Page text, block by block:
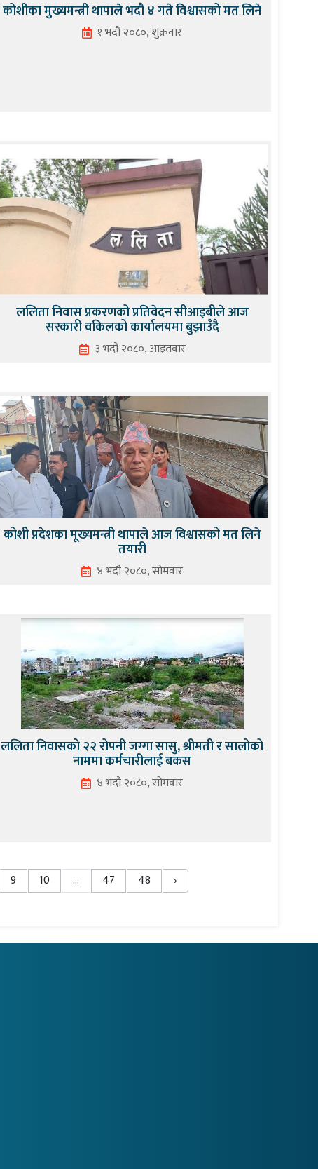
कोशीका मुख्यमन्त्री थापाले भदौ ४ गते विश्वासको मत लिने
१ भदौ २०८०, शुक्रवार
ललिता निवास प्रकरणको प्रतिवेदन सीआइबीले आज
सरकारी वकिलको कार्यालयमा बुझाउँदै
३ भदौ २०८०, आइतवार
कोशी प्रदेशका मूख्यमन्त्री थापाले आज विश्वासको मत लिने
तयारी
४ भदौ २०८०, सोमवार
ललिता निवासको २२ रोपनी जग्गा सासु, श्रीमती र सालोको
नाममा कर्मचारीलाई बकस
४ भदौ २०८०, सोमवार
9 10 ... 47 48 ›